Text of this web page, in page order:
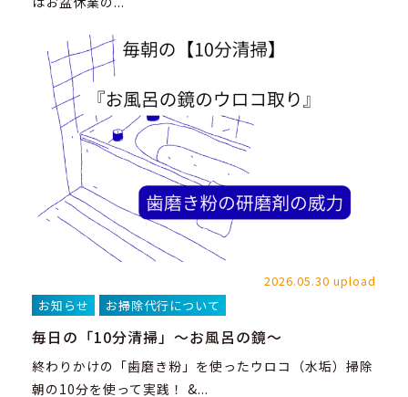
2026.05.30 upload
お知らせ
お掃除代行について
毎日の「10分清掃」～お風呂の鏡～
終わりかけの「歯磨き粉」を使ったウロコ（水垢）掃除
朝の10分を使って実践！ &...